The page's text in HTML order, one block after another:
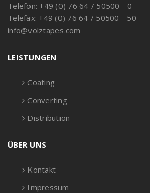
Telefon: +49 (0) 76 64 / 50500 - 0
Telefax: +49 (0) 76 64 / 50500 - 50
info@volztapes.com
LEISTUNGEN
Coating
Converting
Distribution
ÜBER UNS
Kontakt
Impressum